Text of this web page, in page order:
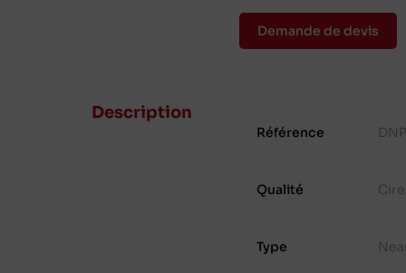
Demande de devis
Description
Référence
Qualité
Type